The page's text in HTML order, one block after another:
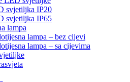
svjetiljka IP20
svjetiljka IP65
lampa
lampa – bez cijevi
lampa – sa cijevima